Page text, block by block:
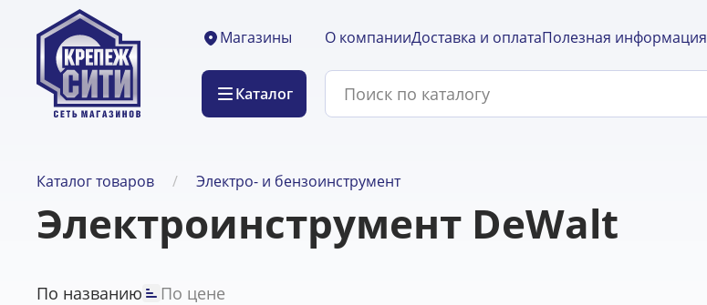
Магазины
Каталог
О компанииДоставка и оплатаПолезная информация
Каталог товаров Электро- и бензоинструмент
Электроинструмент DeWalt
По названию По цене